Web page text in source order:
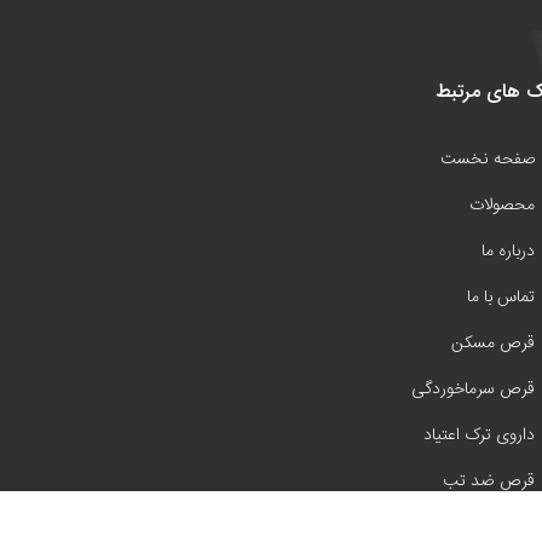
های مرتبط
صفحه نخست
محصولات
درباره ما
تماس با ما
قرص مسکن
قرص سرماخوردگی
داروی ترک اعتیاد
قرص ضد تب